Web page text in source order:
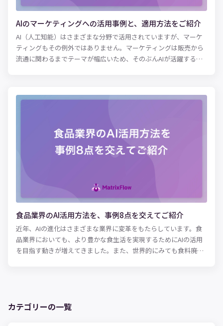
AIのマーケティングへの活用事例と、適用方法をご紹介
AI（人工知能）はさまざまな分野で活用されていますが、マーケ
ティングもその例外ではありません。マーケティングは販売から
流通に関わるまでテーマが幅広いため、そのぶんAIが活躍する領
購入するメディアバイイングを自動化するAIなどが挙げられま
例をもとに、マーケティングの分野でAIがどのように活用されて
いるのか、その成功事例とポイントを紹介します。 AIが台頭した
ことにより、これまで人手で行なっていたさまざまな業務が機械
より、本来のクリエイティブな仕事に集中できるというメリット
が大きいでしょう。 現代のマーケターは、ツールを用いたさまざ
まな広告キャンペーンの分析や企画、関連部署との調整などに忙
殺されがちです。結果として、他社と差別化するためのアイデア
出しなどに割く時間がなかなか取れず、成果につながらないとい
う企業・部署は多いのではないでしょうか。 AIの導入によって
日々のマーケティング業務を一部自動化できれば、これまで単調
食品業界のAI活用方法を、事例8点を交えてご紹介
近年、AIの進化はさまざまな業界に変革をもたらしています。食
品業界においても、より豊かな食生活を実現するためにAIの活用
を目指す動きが増えてきました。また、世界的にみても食料廃棄
是非参考にしてください。
カテゴリーの一覧